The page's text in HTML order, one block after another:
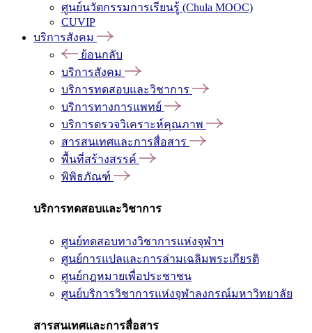
ศูนย์นวัตกรรมการเรียนรู้ (Chula MOOC)
CUVIP
บริการสังคม
ย้อนกลับ
บริการสังคม
บริการทดสอบและวิชาการ
บริการทางการแพทย์
บริการตรวจวิเคราะห์คุณภาพ
สารสนเทศและการสื่อสาร
พื้นที่สร้างสรรค์
พิพิธภัณฑ์
บริการทดสอบและวิชาการ
ศูนย์ทดสอบทางวิชาการแห่งจุฬาฯ
ศูนย์การแปลและการล่ามเฉลิมพระเกียรติ
ศูนย์กฎหมายเพื่อประชาชน
ศูนย์บริการวิชาการแห่งจุฬาลงกรณ์มหาวิทยาลัย
สารสนเทศและการสื่อสาร